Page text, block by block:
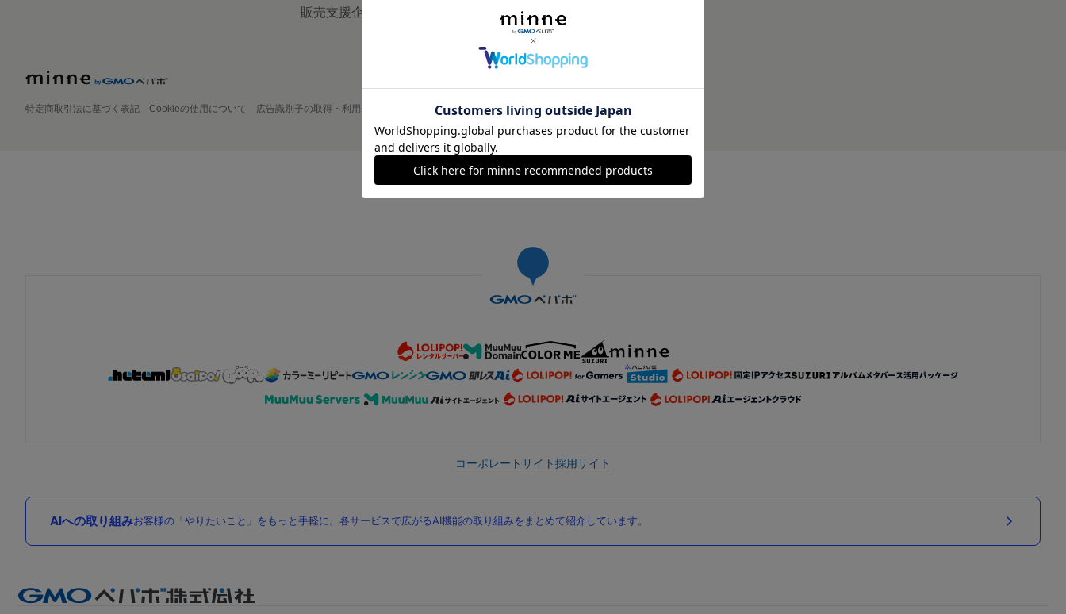
販売支援企画・イベント
特定商取引法に基づく表記 Cookieの使用について 広告識別子の取得・利用 プライバシーポリシー 会社概要 採用情報 メディアキット
©GMO Pepabo, Inc. All rights reserved.
コーポレートサイト採用サイト
AIへの取り組みお客様の「やりたいこと」をもっと手軽に。各サービスで広がるAI機能の取り組みをまとめて紹介しています。